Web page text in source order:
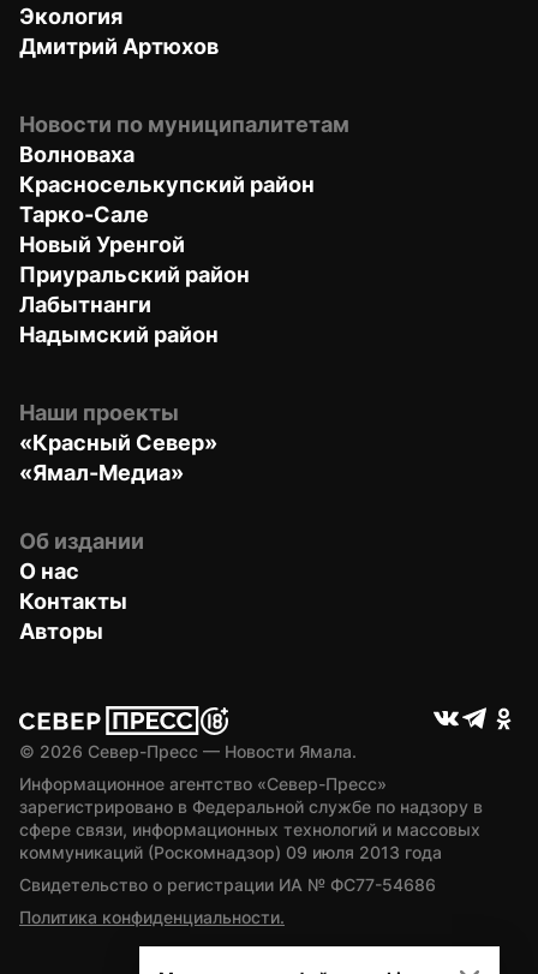
Экология
Дмитрий Артюхов
Новости по муниципалитетам
Волноваха
Красноселькупский район
Тарко-Сале
Новый Уренгой
Приуральский район
Лабытнанги
Надымский район
Наши проекты
«Красный Север»
«Ямал-Медиа»
Об издании
О нас
Контакты
Авторы
© 2026 Север-Пресс — Новости Ямала.
Информационное агентство «Север-Пресс»
зарегистрировано в Федеральной службе по надзору в
сфере связи, информационных технологий и массовых
коммуникаций (Роскомнадзор) 09 июля 2013 года
Свидетельство о регистрации ИА № ФС77-54686
Политика конфиденциальности.